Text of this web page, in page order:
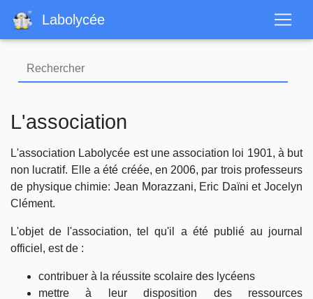
contenu
Labolycée
L'association
L'association Labolycée est une association loi 1901, à but
non lucratif. Elle a été créée, en 2006, par trois professeurs
de physique chimie: Jean Morazzani, Eric Daïni et Jocelyn
Clément.
L'objet de l'association, tel qu'il a été publié au journal
officiel, est de :
contribuer à la réussite scolaire des lycéens
mettre à leur disposition des ressources